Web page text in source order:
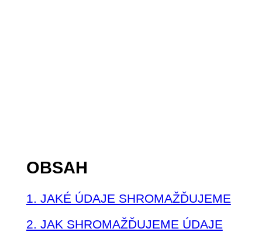
OBSAH
1. JAKÉ ÚDAJE SHROMAŽĎUJEME
2. JAK SHROMAŽĎUJEME ÚDAJE